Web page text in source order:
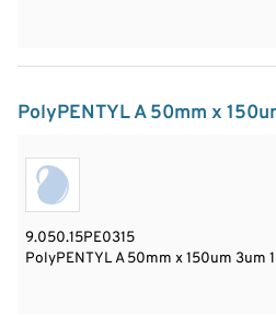
PolyPENTYL A 50mm x
9.050.15PE0315
PolyPENTYL A 50mm x 150um 3um